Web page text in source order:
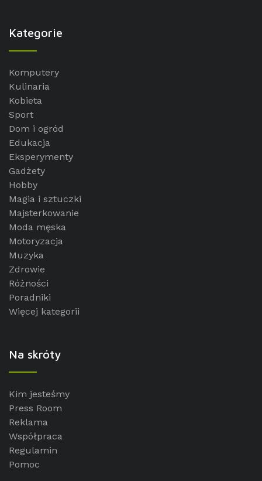
Kategorie
Komputery
Kulinaria
Kobieta
Sport
Dom i ogród
Edukacja
Eksperymenty
Gadżety
Hobby
Magia i sztuczki
Majsterkowanie
Moda męska
Motoryzacja
Muzyka
Zdrowie
Różności
Poradniki
Więcej kategorii
Na skróty
Kim jesteśmy
Press Room
Reklama
Współpraca
Regulamin
Pomoc